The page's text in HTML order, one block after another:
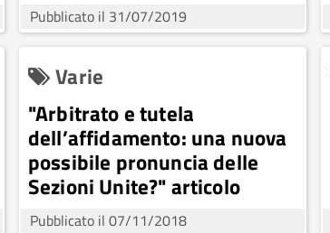
Pubblicato il 31/07/2019
Varie
"Arbitrato e tutela
dell’affidamento: una nuova
possibile pronuncia delle
Sezioni Unite?" articolo
dell'avv. Vittorio Pisapia
Pubblicato il 07/11/2018